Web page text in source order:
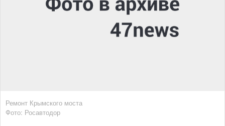
Ремонт Крымского моста
Фото: Росавтодор